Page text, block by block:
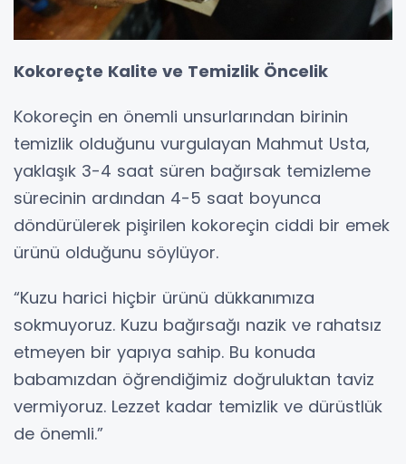
Kokoreçte Kalite ve Temizlik Öncelik
Kokoreçin en önemli unsurlarından birinin
temizlik olduğunu vurgulayan Mahmut Usta,
yaklaşık 3-4 saat süren bağırsak temizleme
sürecinin ardından 4-5 saat boyunca
döndürülerek pişirilen kokoreçin ciddi bir emek
ürünü olduğunu söylüyor.
“Kuzu harici hiçbir ürünü dükkanımıza
sokmuyoruz. Kuzu bağırsağı nazik ve rahatsız
etmeyen bir yapıya sahip. Bu konuda
babamızdan öğrendiğimiz doğruluktan taviz
vermiyoruz. Lezzet kadar temizlik ve dürüstlük
de önemli.”